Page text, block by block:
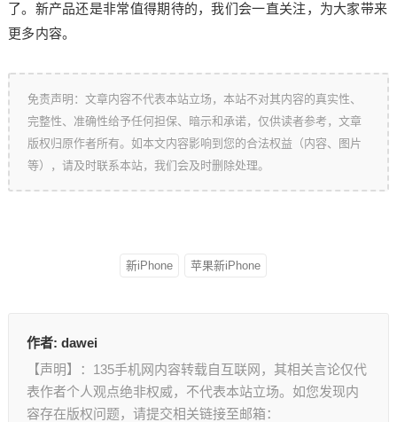
了。新产品还是非常值得期待的，我们会一直关注，为大家带来
更多内容。
免责声明：文章内容不代表本站立场，本站不对其内容的真实性、
完整性、准确性给予任何担保、暗示和承诺，仅供读者参考，文章
版权归原作者所有。如本文内容影响到您的合法权益（内容、图片
等），请及时联系本站，我们会及时删除处理。
新iPhone 苹果新iPhone
作者: dawei
【声明】：135手机网内容转载自互联网，其相关言论仅代
表作者个人观点绝非权威，不代表本站立场。如您发现内
容存在版权问题，请提交相关链接至邮箱：